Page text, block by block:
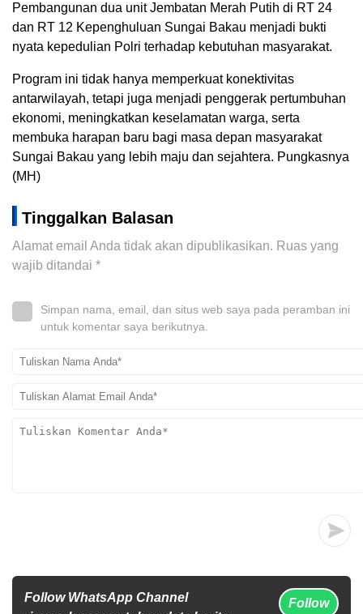
Pembangunan dua unit Jembatan Merah Putih di RT 24
dan RT 12 Kepenghuluan Sungai Bakau menjadi bukti
nyata kepedulian Polri terhadap kebutuhan masyarakat.
Program ini tidak hanya memperkuat konektivitas
antarwilayah, tetapi juga menjadi penggerak pertumbuhan
ekonomi, meningkatkan keselamatan warga, serta
membuka harapan baru bagi masa depan masyarakat
Sungai Bakau yang lebih maju dan sejahtera. Pungkasnya
(MH)
Tinggalkan Balasan
Alamat email Anda tidak akan dipublikasikan. Ruas yang
wajib ditandai *
Simpan nama, email, dan situs web saya pada peramban ini
untuk komentar saya berikutnya.
Follow WhatsApp Channel
Follow